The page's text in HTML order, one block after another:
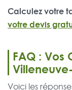
Calculez votre
votre devis
FAQ : Vos
Voici les